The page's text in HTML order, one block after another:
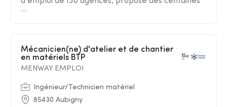
...
Mécanicien(ne) d'atelier et de chantier
en matériels BTP
MENWAY EMPLOI
Ingénieur/Technicien matériel
85430 Aubigny